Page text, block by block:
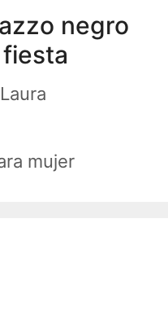
negro
Laura
mujer